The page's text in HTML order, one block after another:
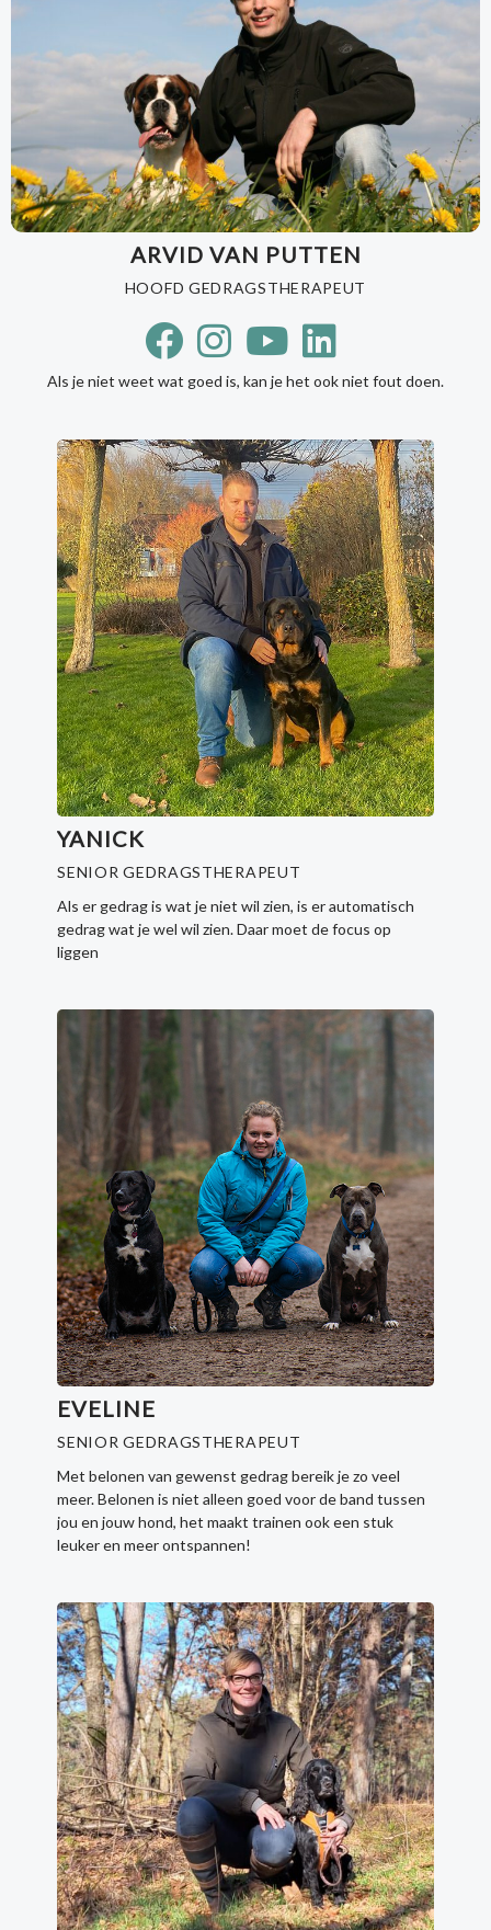
ARVID VAN PUTTEN
HOOFD GEDRAGSTHERAPEUT
Als je niet weet wat goed is, kan je het ook niet fout doen.
YANICK
SENIOR GEDRAGSTHERAPEUT
Als er gedrag is wat je niet wil zien, is er automatisch
gedrag wat je wel wil zien. Daar moet de focus op
liggen
EVELINE
SENIOR GEDRAGSTHERAPEUT
Met belonen van gewenst gedrag bereik je zo veel
meer. Belonen is niet alleen goed voor de band tussen
jou en jouw hond, het maakt trainen ook een stuk
leuker en meer ontspannen!